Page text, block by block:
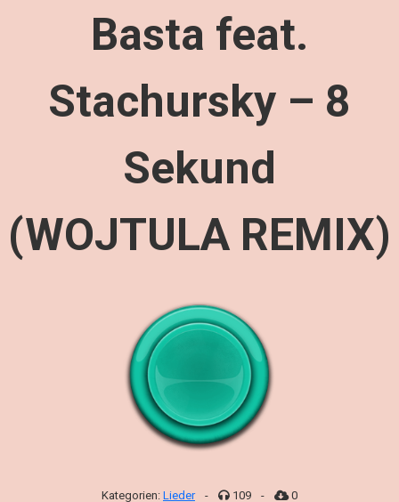
Basta feat.
Stachursky – 8
Sekund
(WOJTULA REMIX)
Kategorien: Lieder - 109 - 0